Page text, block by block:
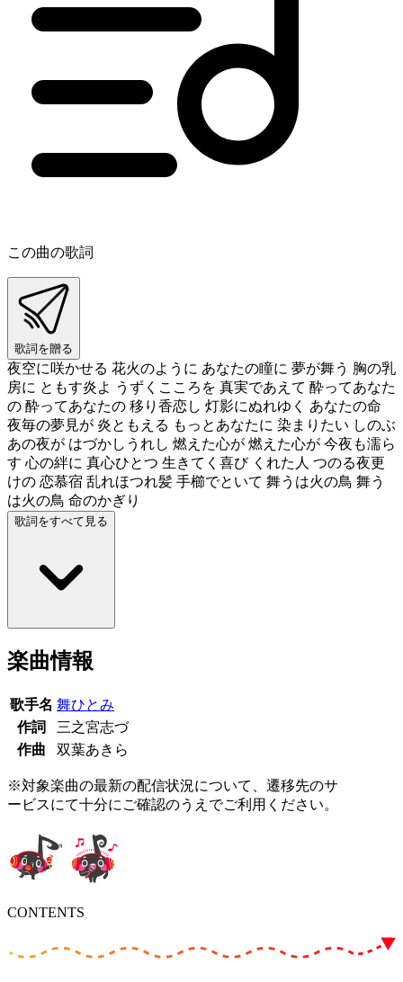
この曲の歌詞
歌詞を贈る
夜空に咲かせる 花火のように あなたの瞳に 夢が舞う 胸の乳
房に ともす炎よ うずくこころを 真実であえて 酔ってあなた
の 酔ってあなたの 移り香恋し 灯影にぬれゆく あなたの命
夜毎の夢見が 炎ともえる もっとあなたに 染まりたい しのぶ
あの夜が はづかしうれし 燃えた心が 燃えた心が 今夜も濡ら
す 心の絆に 真心ひとつ 生きてく喜び くれた人 つのる夜更
けの 恋慕宿 乱れほつれ髪 手櫛でといて 舞うは火の鳥 舞う
は火の鳥 命のかぎり
歌詞をすべて見る
楽曲情報
歌手名 舞ひとみ
作詞
三之宮志づ
作曲
双葉あきら
※対象楽曲の最新の配信状況について、遷移先のサ
ービスにて十分にご確認のうえでご利用ください。
CONTENTS